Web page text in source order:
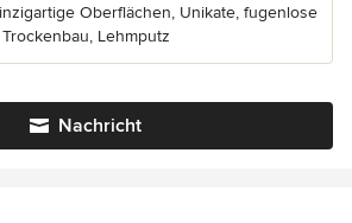
Oberflächen, Unikate, fugenlose
Lehmputz
Nachricht